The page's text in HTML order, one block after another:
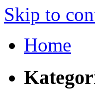
Skip to
Home